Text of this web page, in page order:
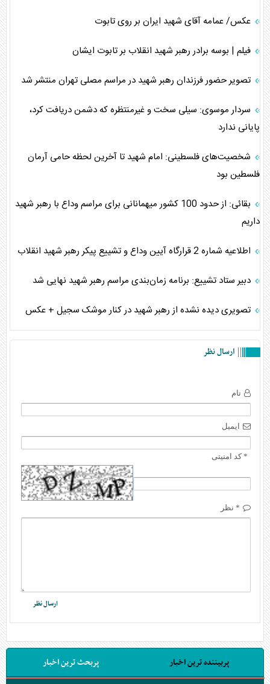
عکس/ عمامه آقای شهید ایران بر روی تابوت
فیلم | بوسه برادر رهبر شهید انقلاب بر تابوت ایشان
تصویر حضور فرزندان رهبر شهید در مراسم مصلی تهران منتشر شد
سردار موسوی: سیلی سخت و غیرمنتظره که دشمن دریافت کرد،
پایانی ندارد
شخصیت‌های فلسطینی: امام شهید تا آخرین لحظه حامی آرمان
فلسطین بود
بقائی: از حدود 100 کشور میهمانانی برای مراسم وداع با رهبر شهید
داریم
اطلاعیه شماره 2 قرارگاه آیین وداع و تشییع پیکر رهبر شهید انقلاب
دبیر ستاد تشییع: برنامه زمان‌بندی مراسم رهبر شهید نهایی شد
تصویری دیده نشده از رهبر شهید در کنار موشک سجیل + عکس
ارسال نظر
نام
ایمیل
* کد امنیتی
* نظر
پربیننده ترین اخبار پربحث ترین اخبار